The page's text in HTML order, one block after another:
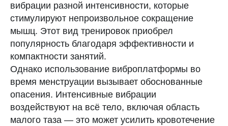
вибрации разной интенсивности, которые
стимулируют непроизвольное сокращение
мышц. Этот вид тренировок приобрел
популярность благодаря эффективности и
компактности занятий.
Однако использование виброплатформы во
время менструации вызывает обоснованные
опасения. Интенсивные вибрации
воздействуют на всё тело, включая область
малого таза — это может усилить кровотечение